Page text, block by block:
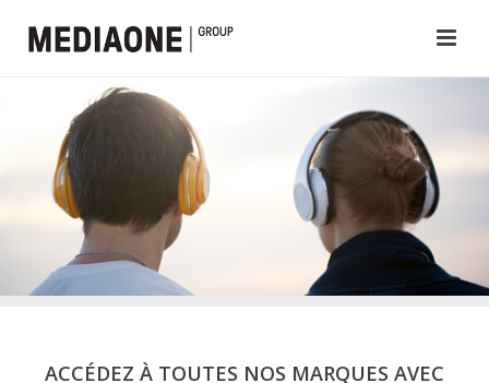
ACCÉDEZ À TOUTES NOS MARQUES AVEC